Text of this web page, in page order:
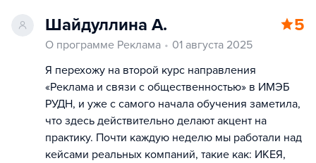
Шайдуллина А. 5
О программе Реклама
01 августа 2025
Я перехожу на второй курс направления
«Реклама и связи с общественностью» в ИМЭБ
РУДН, и уже с самого начала обучения заметила,
что здесь действительно делают акцент на
практику. Почти каждую неделю мы работали над
кейсами реальных компаний, такие как: ИКЕЯ,